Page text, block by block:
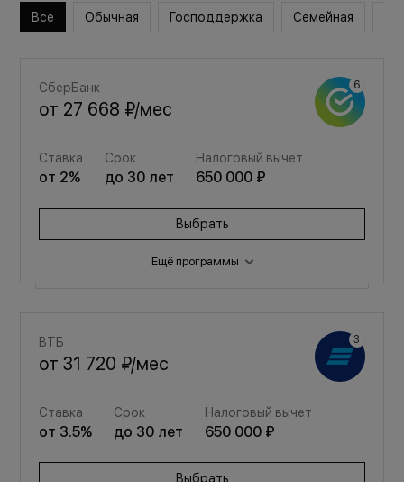
Все Обычная Господдержка Семейная
СберБанк
от 27 668 ₽/мес
Ставка
от 2%
Срок
до 30 лет
Налоговый вычет
650 000 ₽
Выбрать
Ещё программы
от37 049 ₽/мес
от3.5% до30 650 000 ₽
Выбрать
ВТБ
от31 720 ₽/мес
Ставка
от 3.5%
Срок
до 30 лет
Налоговый вычет
650 000 ₽
Выбрать